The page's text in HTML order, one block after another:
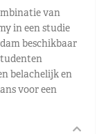
van
in een studie
beschikbaar
belachelijk en
voor een